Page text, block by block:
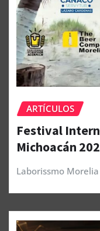
ARTÍCULOS
Festival
Michoacán
Laborissmo Morelia